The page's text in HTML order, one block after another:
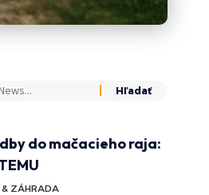
do mačacieho raja:
ZÁHRADA